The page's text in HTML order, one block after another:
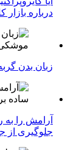
درباره بازار
زبان بدن
آرامش را به
جلوگیری از